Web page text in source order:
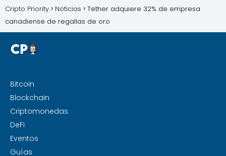
Cripto Priority Noticias
Tether adquiere 32% de empresa
canadiense de regalías de oro
Bitcoin
Blockchain
Criptomonedas
DeFi
Eventos
Guías